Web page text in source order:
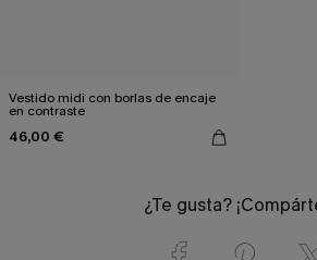
Vestido midi con borlas de encaje
en contraste
46,00 €
¿Te gusta?